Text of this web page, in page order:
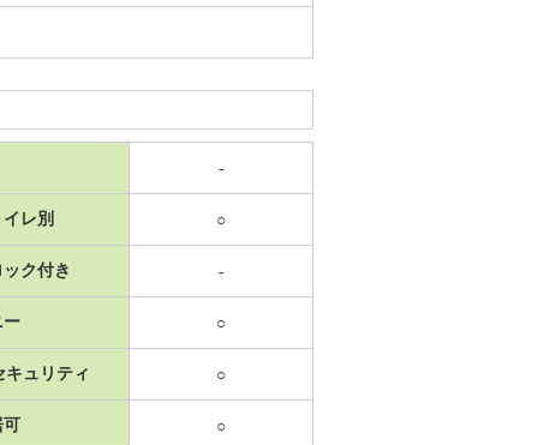
-
レ別 ○
ク付き -
ー ○
キュリティ ○
可 ○